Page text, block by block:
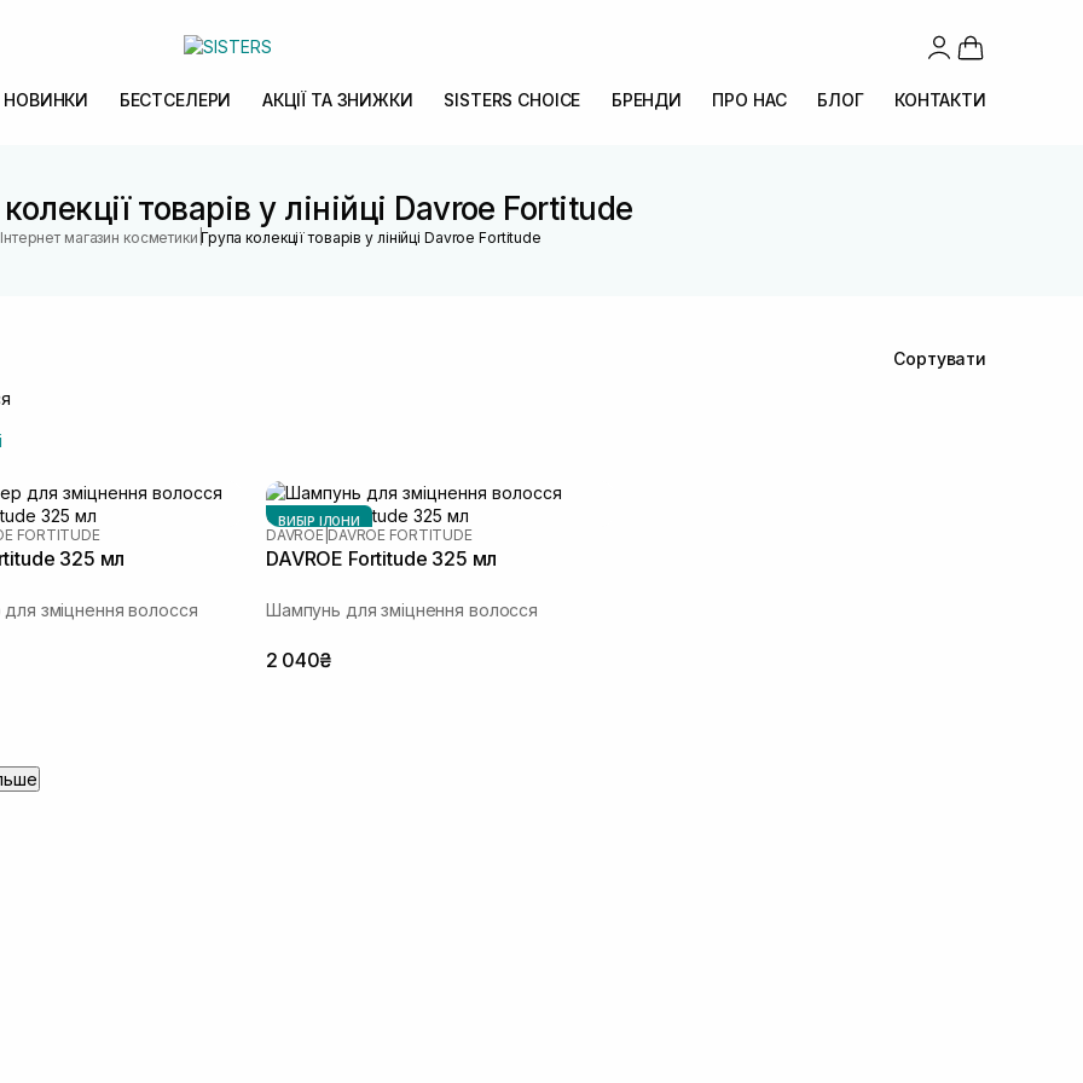
НОВИНКИ БЕСТСЕЛЕРИ АКЦІЇ ТА ЗНИЖКИ SISTERS CHOICE БРЕНДИ ПРО НАС БЛОГ КОНТАКТИ
товарів у лінійці Davroe Fortitude
Інтернет магазин косметики |Група колекції товарів у лінійці Davroe Fortitude
Сортувати
FORTITUDE
325 мл
зміцнення волосся
ВИБІР ІЛОНИ
DAVROE| DAVROE FORTITUDE
DAVROE Fortitude 325 мл
Шампунь для зміцнення волосся
2 040₴